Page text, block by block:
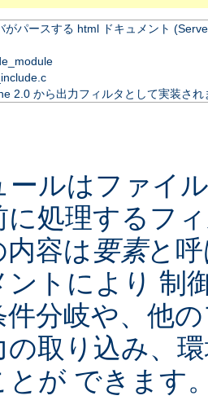
がパースする html ドキュメント
2.0 から出力フィルタとして実装され
ールはファイ
に処理するフ
容は要素と
ントにより 制
件分岐や、他
の取り込み、
とが できます